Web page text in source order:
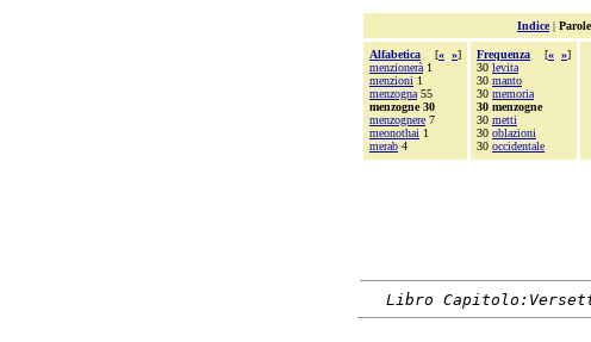
Indice| Parole
Alfabetica [« »]
menzionerà 1
menzioni 1
menzogna 55
menzogne 30
menzognere 7
meonothai 1
merab 4
Frequenza [« »]
30 levita
30 manto
30 memoria
30 menzogne
30 metti
30 oblazioni
30 occidentale
Libro